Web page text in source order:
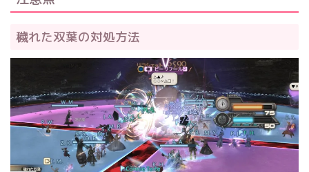
穢れた双葉の対処方法